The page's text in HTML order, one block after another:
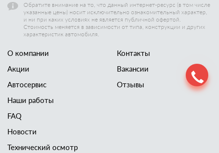
Обратите внимание на то, что данный интернет-ресурс (в том числе
указанные цены) носит исключительно ознакомительный характер,
и ни при каких условиях не является публичной офертой.
Стоимость меняется в зависимости от типа, конструкции и других
характеристик автомобиля.
О компании
Акции
Автосервис
Наши работы
Контакты
Вакансии
Отзывы
FAQ
Новости
Технический осмотр